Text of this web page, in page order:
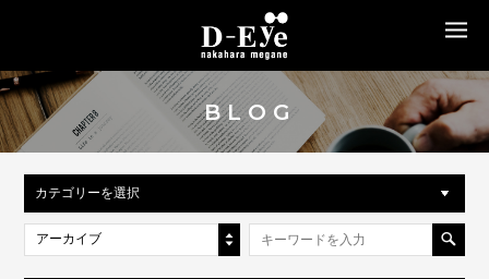
BLOG
カテゴリーを選択
アーカイブ